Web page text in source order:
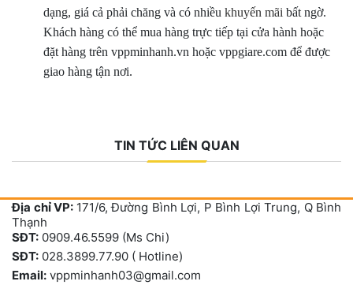
dạng, giá cả phải chăng và có nhiều khuyến mãi bất ngờ.
Khách hàng có thể mua hàng trực tiếp tại cửa hành hoặc
đặt hàng trên vppminhanh.vn hoặc vppgiare.com để được
giao hàng tận nơi.
TIN TỨC LIÊN QUAN
Địa chỉ VP: 171/6, Đường Bình Lợi, P Bình Lợi Trung, Q Bình
Thạnh
SĐT: 0909.46.5599 (Ms Chi)
SĐT: 028.3899.77.90 ( Hotline)
Email: vppminhanh03@gmail.com